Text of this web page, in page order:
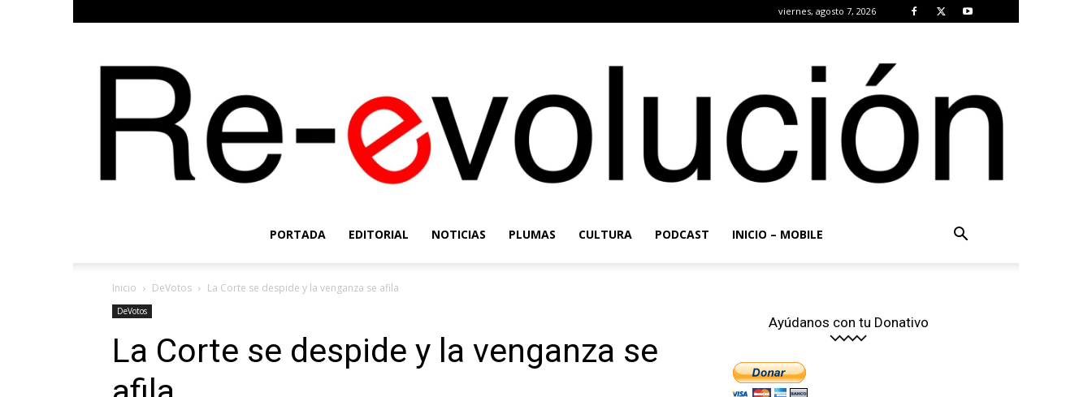
viernes, agosto 7, 2026
Evolución
PORTADA EDITORIAL NOTICIAS PLUMAS CULTURA PODCAST INICIO – MOBILE
Inicio DeVotos La Corte se despide y la venganza se afila
DeVotos
La Corte se despide y la venganza se
Ayúdanos con tu Donativo